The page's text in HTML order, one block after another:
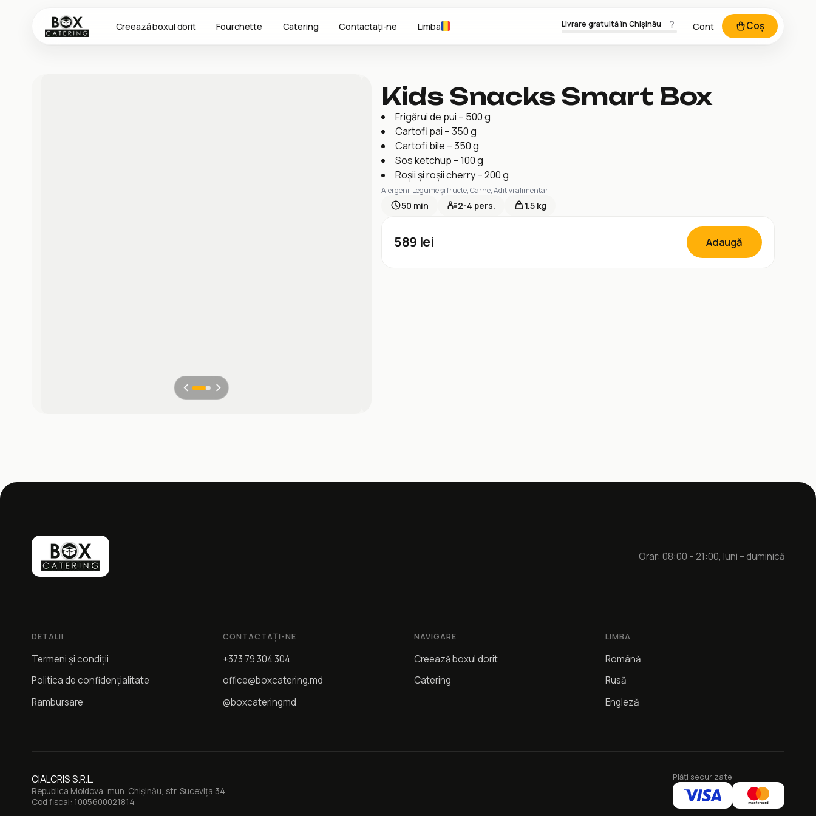
Creează boxul dorit Fourchette Catering Contactați-ne Limba Livrare gratuită în Chișinău Cont Coș
Kids Snacks Smart Box
Frigărui de pui – 500 g
Cartofi pai – 350 g
Cartofi bile – 350 g
Sos ketchup – 100 g
Roșii și roșii cherry – 200 g
Alergeni: Legume și fructe, Carne, Aditivi alimentari
50 min 2-4 pers. 1.5 kg
589 lei Adaugă
Orar: 08:00 – 21:00, luni – duminică
DETALII
Termeni și condiții
Politica de confidențialitate
Rambursare
CONTACTAȚI-NE
+373 79 304 304
office@boxcatering.md
@boxcateringmd
NAVIGARE
Creează boxul dorit
Catering
LIMBA
Română
Rusă
Engleză
CIALCRIS S.R.L.
Republica Moldova, mun. Chișinău, str. Sucevița 34
Cod fiscal: 1005600021814
Plăți securizate